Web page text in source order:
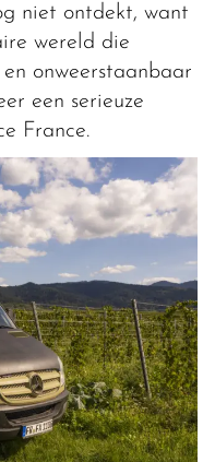
niet ontdekt, want
wereld die
onweerstaanbaar
een serieuze
France.